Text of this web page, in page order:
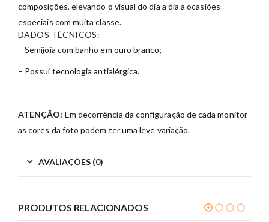
composições, elevando o visual do dia a dia a ocasiões
especiais com muita classe.
DADOS TÉCNICOS:
– Semijoia com banho em ouro branco;
– Possui tecnologia antialérgica.
ATENÇÃO: Em decorrência da configuração de cada monitor
as cores da foto podem ter uma leve variação.
AVALIAÇÕES (0)
PRODUTOS RELACIONADOS